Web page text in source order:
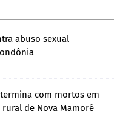
abuso sexual
com mortos em
de Nova Mamoré